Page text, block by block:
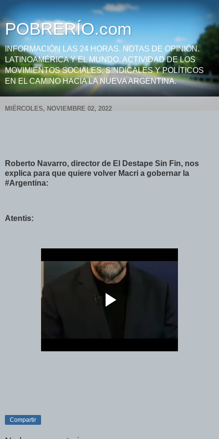
POBRERÍO.com
INFORMACIÓN LAS 24 HORAS. NOTAS DE OPINIÓN.
LATINOAMÉRICA Y EL MUNDO. ACTIVIDAD DE LOS
MOVIMIENTOS SOCIALES, SINDICALES Y POLÍTICOS
EN EL CAMINO HACIA LA NUEVA ARGENTINA.
MIÉRCOLES, NOVIEMBRE 02, 2022
Roberto Navarro, director de El Destape Sin Fin, nos
explica para que quiere volver Macri a gobernar la
#Argentina:
Atentis:
Compartir